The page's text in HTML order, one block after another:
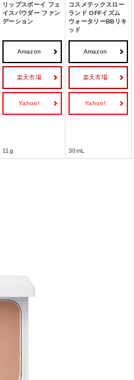
リップスボーイ フェ
イスパウダー ファン
デーション
コスメテックスロー
ランド OFFイズム
ウォータリーBBリキ
ッド
Amazon
楽天市場
Yahoo!
Amazon
楽天市場
Yahoo!
11g 30mL